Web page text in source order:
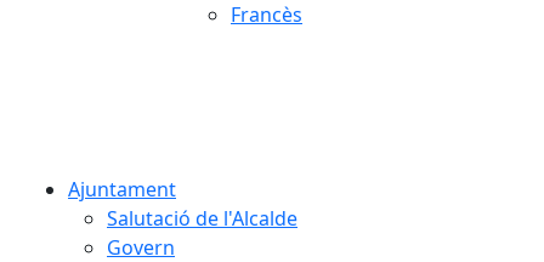
Francès
Ajuntament
Salutació de l'Alcalde
Govern